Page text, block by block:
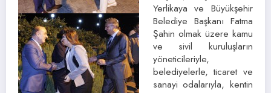
Yerlikaya ve Büyükşehir
Belediye Başkanı Fatma
Şahin olmak üzere kamu
ve sivil kuruluşların
yöneticileriyle,
belediyelerle, ticaret ve
sanayi odalarıyla, kentin